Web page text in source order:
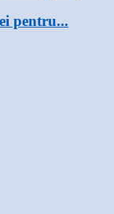
pentru...